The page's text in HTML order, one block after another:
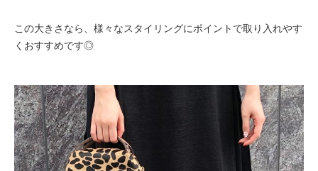
この大きさなら、様々なスタイリングにポイントで取り入れやす
くおすすめです◎